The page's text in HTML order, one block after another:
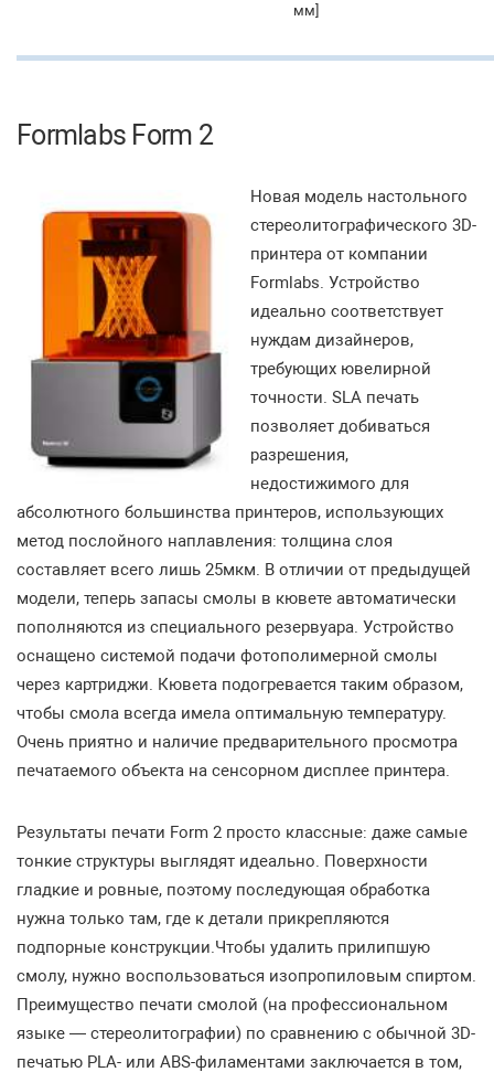
мм]
Formlabs Form 2
Новая модель настольного
стереолитографического 3D-
принтера от компании
Formlabs. Устройство
идеально соответствует
нуждам дизайнеров,
требующих ювелирной
точности. SLA печать
позволяет добиваться
разрешения,
недостижимого для
абсолютного большинства принтеров, использующих
метод послойного наплавления: толщина слоя
составляет всего лишь 25мкм. В отличии от предыдущей
модели, теперь запасы смолы в кювете автоматически
пополняются из специального резервуара. Устройство
оснащено системой подачи фотополимерной смолы
через картриджи. Кювета подогревается таким образом,
чтобы смола всегда имела оптимальную температуру.
Очень приятно и наличие предварительного просмотра
печатаемого объекта на сенсорном дисплее принтера.
Результаты печати Form 2 просто классные: даже самые
тонкие структуры выглядят идеально. Поверхности
гладкие и ровные, поэтому последующая обработка
нужна только там, где к детали прикрепляются
подпорные конструкции.Чтобы удалить прилипшую
смолу, нужно воспользоваться изопропиловым спиртом.
Преимущество печати смолой (на профессиональном
языке — стереолитографии) по сравнению с обычной 3D-
печатью PLA- или ABS-филаментами заключается в том,